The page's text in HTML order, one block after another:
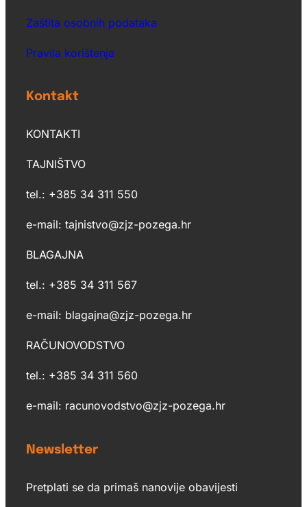
Zaštita osobnih podataka
Pravila korištenja
Kontakt
KONTAKTI
TAJNIŠTVO
tel.: +385 34 311 550
e-mail: tajnistvo@zjz-pozega.hr
BLAGAJNA
tel.: +385 34 311 567
e-mail: blagajna@zjz-pozega.hr
RAČUNOVODSTVO
tel.: +385 34 311 560
e-mail: racunovodstvo@zjz-pozega.hr
Newsletter
Pretplati se da primaš nanovije obavijesti